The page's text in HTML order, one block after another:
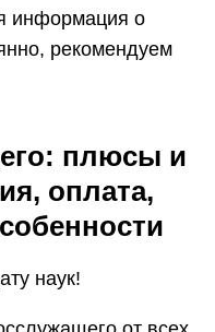
информация о
рекомендуем
плюсы и
оплата,
наук!